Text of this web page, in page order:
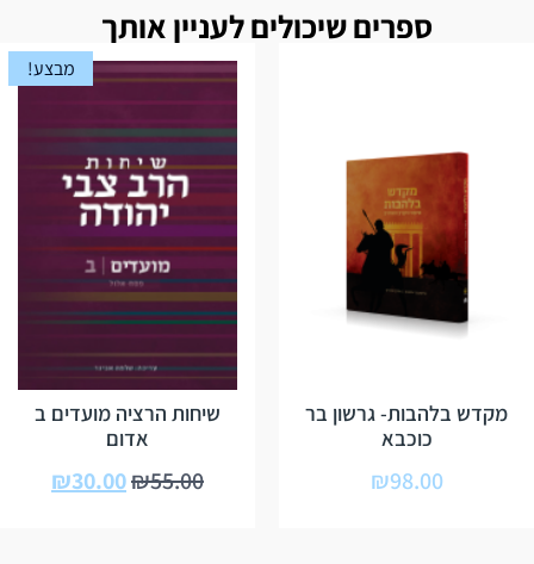
ספרים שיכולים לעניין אותך
מקדש בלהבות- גרשון בר
כוכבא
₪98.00
מבצע!
שיחות הרציה מועדים ב
אדום
₪55.00
₪30.00